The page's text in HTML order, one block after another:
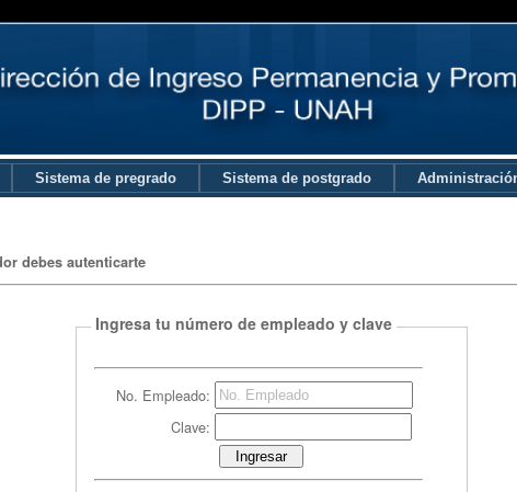
Sistema de pregrado Sistema de postgrado
debes autenticarte
Ingresa tu número de empleado y clave
No. Empleado:
Clave: